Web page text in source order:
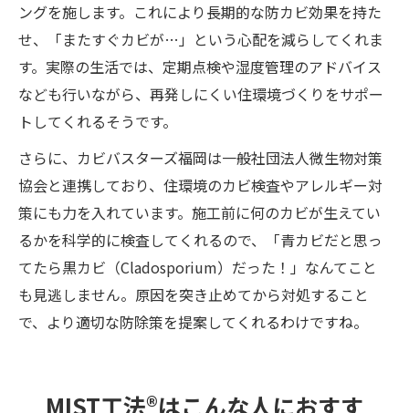
ングを施します。これにより長期的な防カビ効果を持た
せ、「またすぐカビが…」という心配を減らしてくれま
す。実際の生活では、定期点検や湿度管理のアドバイス
なども行いながら、再発しにくい住環境づくりをサポー
トしてくれるそうです。
さらに、カビバスターズ福岡は一般社団法人微生物対策
協会と連携しており、住環境のカビ検査やアレルギー対
策にも力を入れています。施工前に何のカビが生えてい
るかを科学的に検査してくれるので、「青カビだと思っ
てたら黒カビ（Cladosporium）だった！」なんてこと
も見逃しません。原因を突き止めてから対処すること
で、より適切な防除策を提案してくれるわけですね。
MIST工法®はこんな人におすす